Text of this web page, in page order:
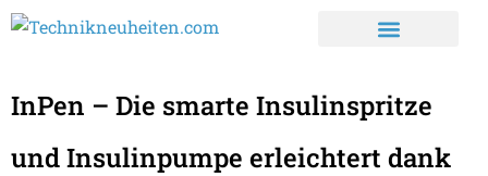
InPen – Die smarte Insulinspritze
und Insulinpumpe erleichtert dank